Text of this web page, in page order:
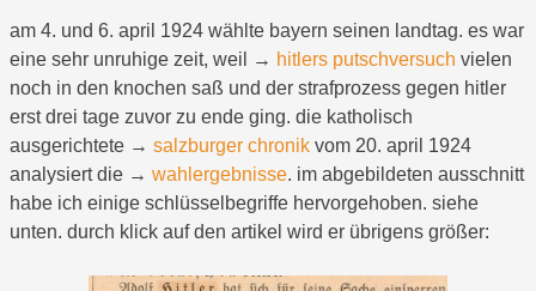
am 4. und 6. april 1924 wählte bayern seinen landtag. es war
eine sehr unruhige zeit, weil → hitlers putschversuch vielen
noch in den knochen saß und der strafprozess gegen hitler
erst drei tage zuvor zu ende ging. die katholisch
ausgerichtete → salzburger chronik vom 20. april 1924
analysiert die → wahlergebnisse. im abgebildeten ausschnitt
habe ich einige schlüsselbegriffe hervorgehoben. siehe
unten. durch klick auf den artikel wird er übrigens größer: